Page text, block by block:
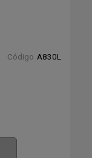
Código A830L